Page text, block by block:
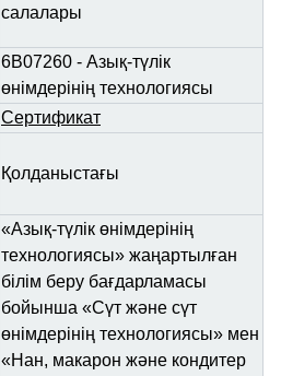
салалары
6В07260 - Азық-түлік
өнімдерінің технологиясы
Сертификат
Қолданыстағы
«Азық-түлік өнімдерінің
технологиясы» жаңартылған
білім беру бағдарламасы
бойынша «Сүт және сүт
өнімдерінің технологиясы» мен
«Нан, макарон және кондитер